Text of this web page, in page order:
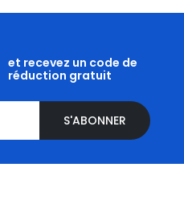
et recevez un code de
réduction gratuit
S'ABONNER